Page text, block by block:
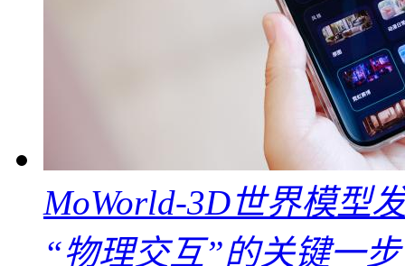
MoWorld-3D世界模型
“物理交互”的关键一步